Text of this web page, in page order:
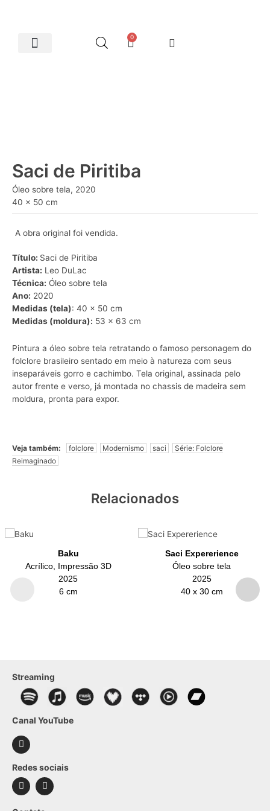
0
Saci de Piritiba
Óleo sobre tela, 2020
40 x 50 cm
A obra original foi vendida.
Título: Saci de Piritiba
Artista: Leo DuLac
Técnica: Óleo sobre tela
Ano: 2020
Medidas (tela): 40 x 50 cm
Medidas (moldura): 53 x 63 cm
Pintura a óleo sobre tela retratando o famoso personagem do
folclore brasileiro sentado em meio à natureza com seus
inseparáveis gorro e cachimbo. Tela original, assinada pelo
autor frente e verso, já montada no chassis de madeira sem
moldura, pronta para expor.
Veja também: folclore Modernismo saci
Série: Folclore
Reimaginado
Relacionados
Baku
Acrílico, Impressão 3D
2025
6 cm
Saci Expererience
Óleo sobre tela
2025
40 x 30 cm
Streaming
Canal YouTube
Redes sociais